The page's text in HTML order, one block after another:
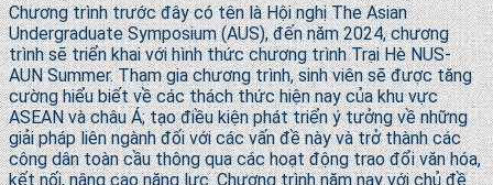
Chương trình trước đây có tên là Hội nghị The Asian
Undergraduate Symposium (AUS), đến năm 2024, chương
trình sẽ triển khai với hình thức chương trình Trại Hè NUS-
AUN Summer. Tham gia chương trình, sinh viên sẽ được tăng
cường hiểu biết về các thách thức hiện nay của khu vực
ASEAN và châu Á; tạo điều kiện phát triển ý tưởng về những
giải pháp liên ngành đối với các vấn đề này và trở thành các
công dân toàn cầu thông qua các hoạt động trao đổi văn hóa,
kết nối, nâng cao năng lực. Chương trình năm nay với chủ đề